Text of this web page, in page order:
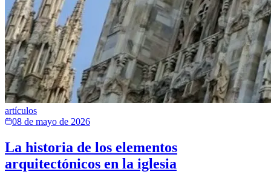
artículos
08 de mayo de 2026
La historia de los elementos
arquitectónicos en la iglesia